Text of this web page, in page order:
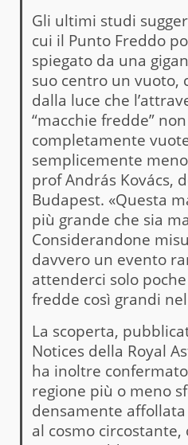
Gli ultimi studi
cui il Punto Freddo
spiegato da una
suo centro un vuoto,
dalla luce che
“macchie fredde”
completamente
semplicemente
prof András Kovács,
Budapest. «Questa
più grande che sia
Considerandone
davvero un evento
attenderci solo
fredde così grandi
La scoperta,
Notices della Royal
ha inoltre
regione più o meno
densamente
al cosmo